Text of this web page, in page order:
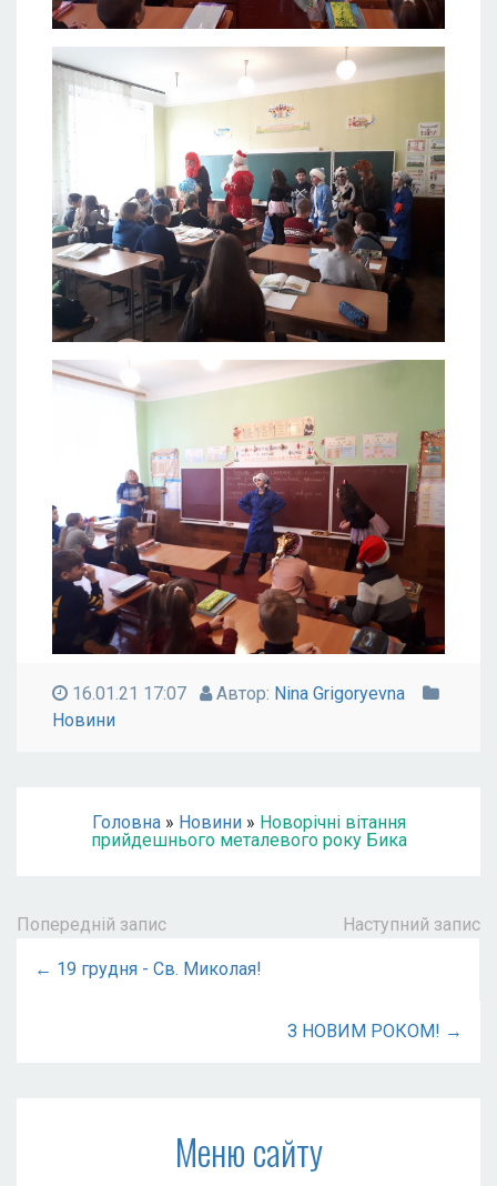
16.01.21 17:07 Автор: Nina Grigoryevna
Новини
Головна» Новини» Новорічні вітання
прийдешнього металевого року Бика
Попередній запис Наступний запис
← 19 грудня - Св. Миколая!
З НОВИМ РОКОМ! →
Меню сайту